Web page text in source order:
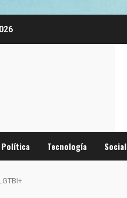
Política Tecnología Social